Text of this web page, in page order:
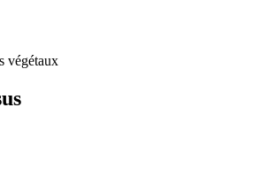
végétaux